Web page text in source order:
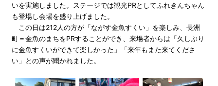
いを実施しました。ステージでは観光PRとしてふれきんちゃん
も登場し会場を盛り上げました。
この日は212人の方が「ながす金魚すくい」を楽しみ、長洲
町＝金魚のまちをPRすることができ、来場者からは「久しぶり
に金魚すくいができて楽しかった」「来年もまた来てくださ
い」との声が聞かれました。